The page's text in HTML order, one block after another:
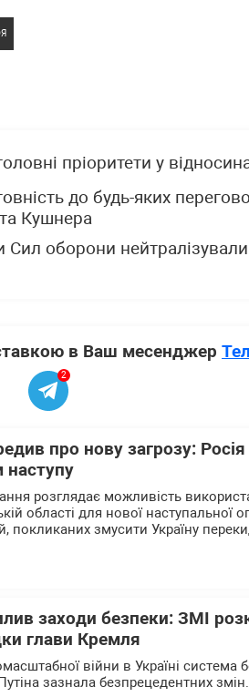
пріоритети у
до будь-яких
Кушнера
Сил оборони
в Ваш месенджер
2
про нову загрозу:
розглядає можливість
області для нової наступальної
покликаних змусити Україну
заходи безпеки: ЗМІ
глави Кремля
війни в Україні система
зазнала безпрецедентних змін.